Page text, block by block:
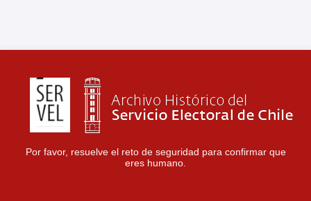
Por favor, resuelve el reto de seguridad para confirmar que
eres humano.